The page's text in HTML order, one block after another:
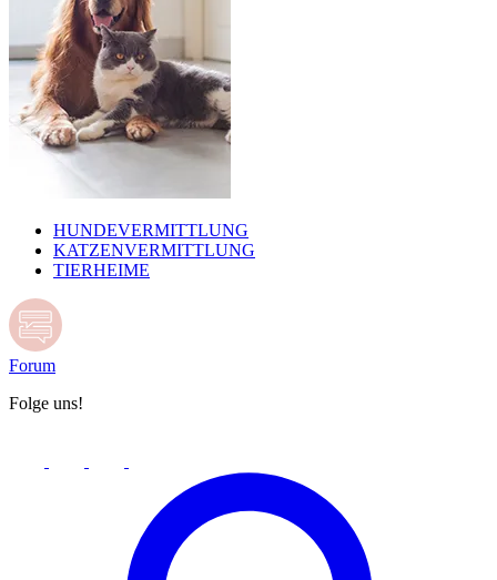
HUNDEVERMITTLUNG
KATZENVERMITTLUNG
TIERHEIME
Forum
Folge uns!